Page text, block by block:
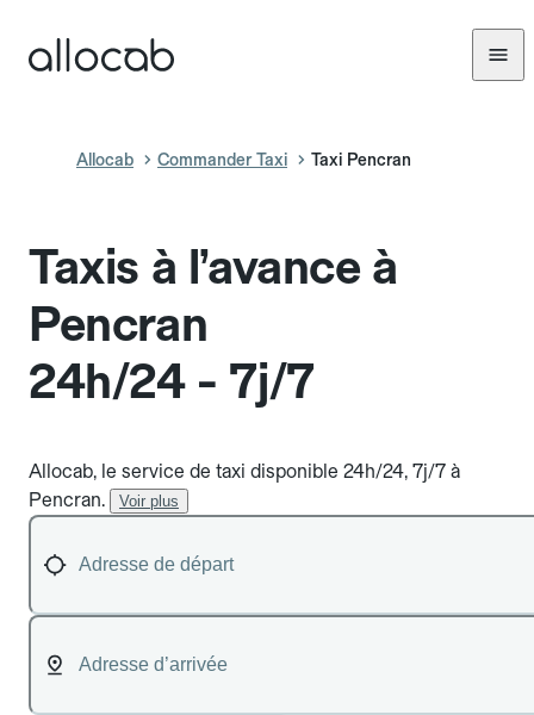
Allocab Commander Taxi Taxi Pencran
Taxis à l’avance à
Pencran
24h/24 - 7j/7
Allocab, le service de taxi disponible 24h/24, 7j/7 à
Pencran.
Voir plus